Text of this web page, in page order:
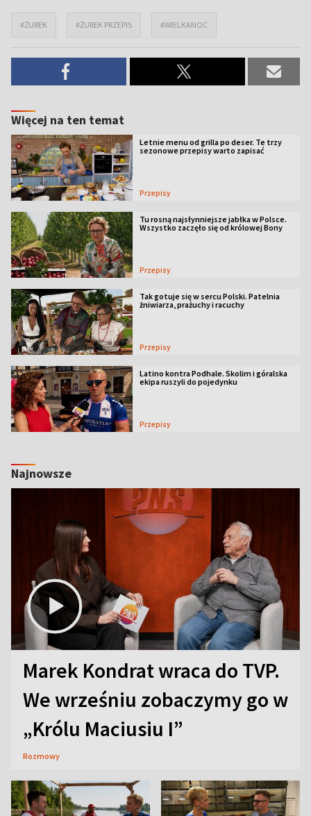
#ŻUREK #ŻUREK PRZEPIS #WIELKANOC
Więcej na ten temat
Letnie menu od grilla po deser. Te trzy
sezonowe przepisy warto zapisać
Przepisy
Tu rosną najsłynniejsze jabłka w Polsce.
Wszystko zaczęło się od królowej Bony
Przepisy
Tak gotuje się w sercu Polski. Patelnia
żniwiarza, prażuchy i racuchy
Przepisy
Latino kontra Podhale. Skolim i góralska
ekipa ruszyli do pojedynku
Przepisy
Najnowsze
Marek Kondrat wraca do TVP.
We wrześniu zobaczymy go w
„Królu Maciusiu I”
Rozmowy